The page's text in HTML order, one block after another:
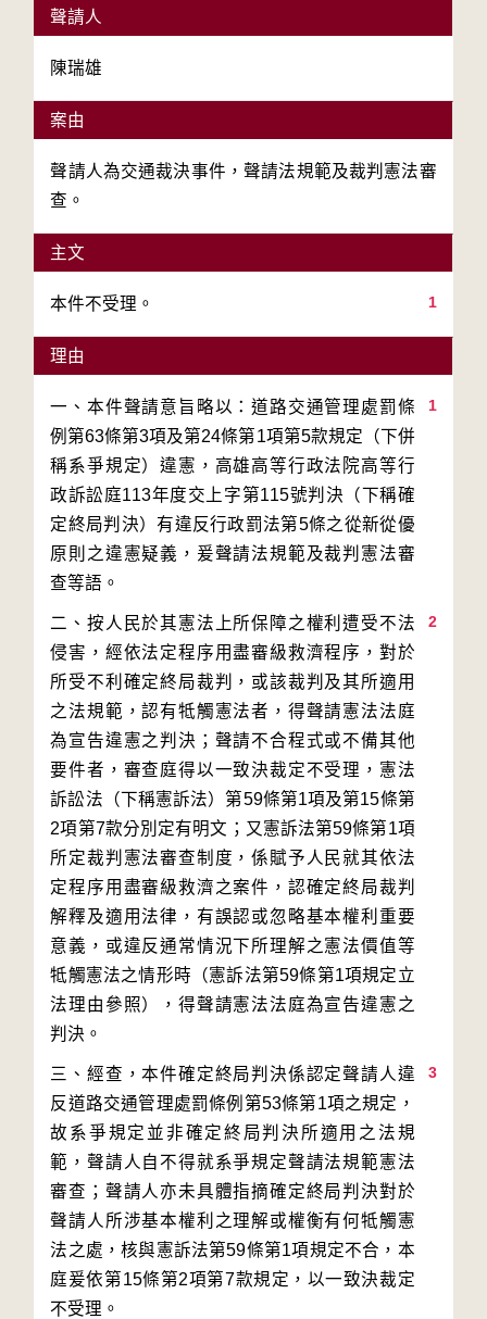
聲請人
陳瑞雄
案由
聲請人為交通裁決事件，聲請法規範及裁判憲法審
查。
主文
1
本件不受理。
理由
1
一、本件聲請意旨略以：道路交通管理處罰條
例第63條第3項及第24條第1項第5款規定（下併
稱系爭規定）違憲，高雄高等行政法院高等行
政訴訟庭113年度交上字第115號判決（下稱確
定終局判決）有違反行政罰法第5條之從新從優
原則之違憲疑義，爰聲請法規範及裁判憲法審
2
二、按人民於其憲法上所保障之權利遭受不法
侵害，經依法定程序用盡審級救濟程序，對於
所受不利確定終局裁判，或該裁判及其所適用
之法規範，認有牴觸憲法者，得聲請憲法法庭
為宣告違憲之判決；聲請不合程式或不備其他
要件者，審查庭得以一致決裁定不受理，憲法
訴訟法（下稱憲訴法）第59條第1項及第15條第
2項第7款分別定有明文；又憲訴法第59條第1項
所定裁判憲法審查制度，係賦予人民就其依法
定程序用盡審級救濟之案件，認確定終局裁判
解釋及適用法律，有誤認或忽略基本權利重要
意義，或違反通常情況下所理解之憲法價值等
牴觸憲法之情形時（憲訴法第59條第1項規定立
法理由參照），得聲請憲法法庭為宣告違憲之
3
三、經查，本件確定終局判決係認定聲請人違
反道路交通管理處罰條例第53條第1項之規定，
故系爭規定並非確定終局判決所適用之法規
範，聲請人自不得就系爭規定聲請法規範憲法
審查；聲請人亦未具體指摘確定終局判決對於
聲請人所涉基本權利之理解或權衡有何牴觸憲
法之處，核與憲訴法第59條第1項規定不合，本
庭爰依第15條第2項第7款規定，以一致決裁定
不受理。